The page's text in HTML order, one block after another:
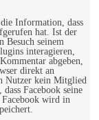
Information, dass
hat. Ist der
Besuch seinem
interagieren,
abgeben,
direkt an
Nutzer kein Mitglied
Facebook seine
wird in